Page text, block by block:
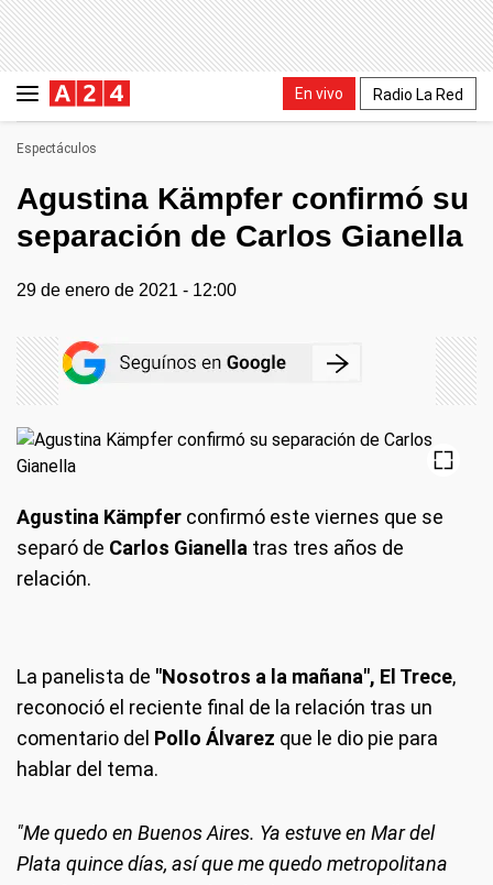
En vivo Radio La Red
Espectáculos
Agustina Kämpfer confirmó su
separación de Carlos Gianella
29 de enero de 2021 - 12:00
Agustina Kämpfer confirmó este viernes que se
separó de Carlos Gianella tras tres años de
relación.
La panelista de "Nosotros a la mañana", El Trece,
reconoció el reciente final de la relación tras un
comentario del Pollo Álvarez que le dio pie para
hablar del tema.
"Me quedo en Buenos Aires. Ya estuve en Mar del
Plata quince días, así que me quedo metropolitana